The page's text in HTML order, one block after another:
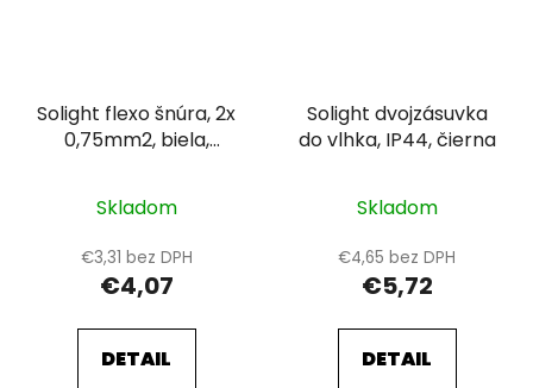
Solight flexo šnúra, 2x
0,75mm2, biela,
Skladom
€3,31 bez DPH
€4,07
DETAIL
Solight dvojzásuvka
do vlhka, IP44, čierna
Skladom
€4,65 bez DPH
€5,72
DETAIL